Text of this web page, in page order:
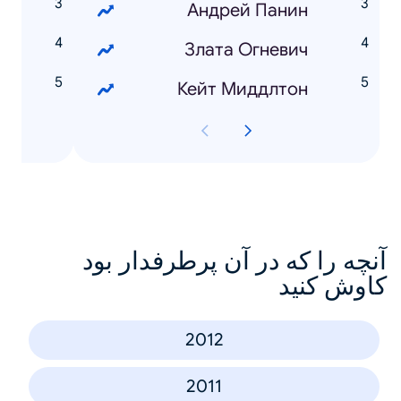
Андрей Панин
Злата Огневич
Кейт Миддлтон
آنچه را که در آن پرطرفدار بود
کاوش کنید
2012
2011